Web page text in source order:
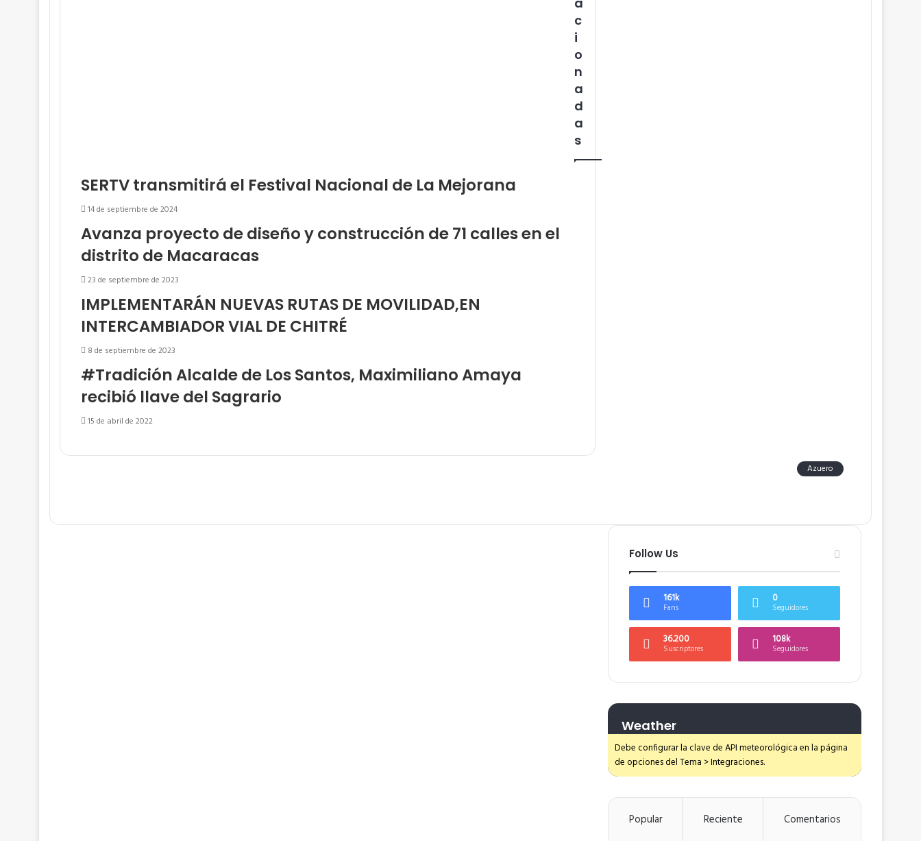
c
i
o
n
a
d
a
s
SERTV transmitirá el Festival Nacional de La Mejorana
14 de septiembre de 2024
Avanza proyecto de diseño y construcción de 71 calles en el
distrito de Macaracas
23 de septiembre de 2023
IMPLEMENTARÁN NUEVAS RUTAS DE MOVILIDAD,EN
INTERCAMBIADOR VIAL DE CHITRÉ
8 de septiembre de 2023
#Tradición Alcalde de Los Santos, Maximiliano Amaya
recibió llave del Sagrario
15 de abril de 2022
Azuero
Follow Us
161k
Fans
0
Seguidores
36.200
Suscriptores
108k
Seguidores
Weather
Debe configurar la clave de API meteorológica en la página
de opciones del Tema > Integraciones.
Popular Reciente Comentarios